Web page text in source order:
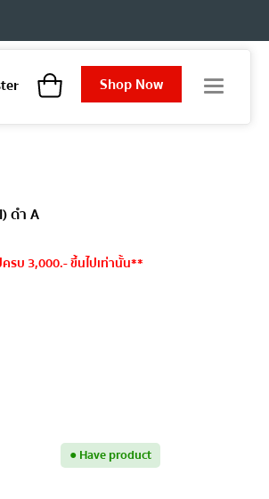
Shop Now
T
g
ดำ A
รบ 3,000.- ขึ้นไปเท่านั้น**
●Have product